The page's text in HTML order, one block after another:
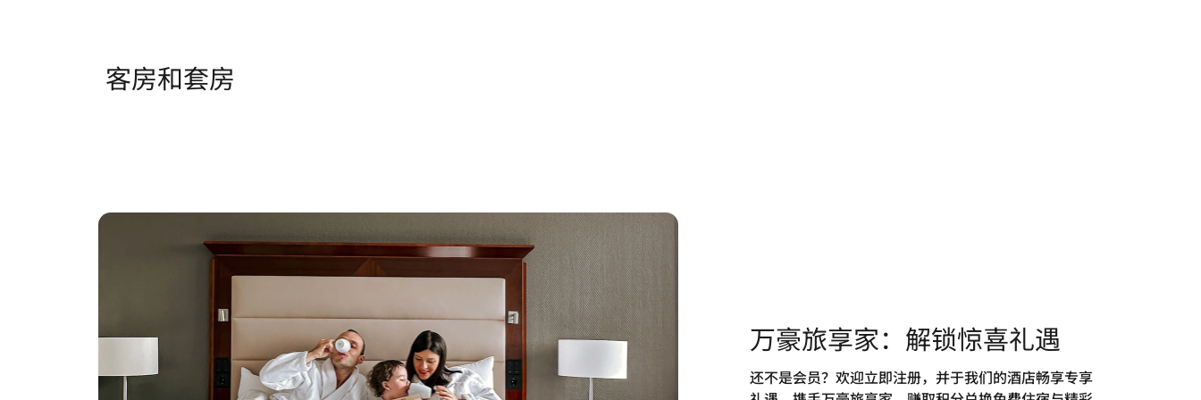
客房和套房
万豪旅享家：解锁惊喜礼遇
还不是会员？欢迎立即注册，并于我们的酒店畅享专享